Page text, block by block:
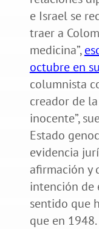
e Israel se
traer a
medicina”,
octubre en
columnista
creador de
inocente”,
Estado
evidencia
afirmación y
intención de
sentido que
que en 1948.